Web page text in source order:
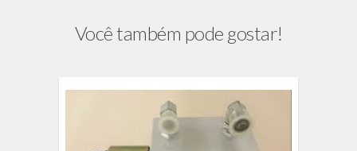
Você também pode gostar!